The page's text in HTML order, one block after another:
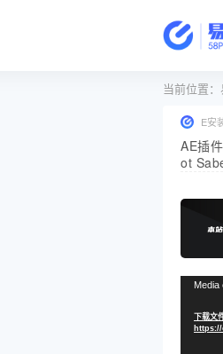
当前位置：
E安
AE插
ot
下载文
https://